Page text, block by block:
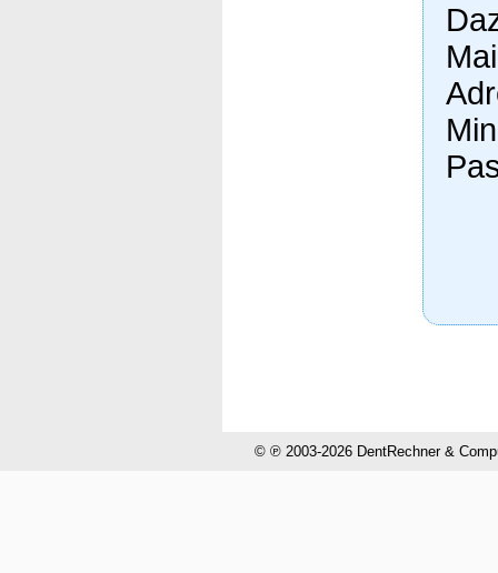
© ℗ 2003-2026 DentRechner &